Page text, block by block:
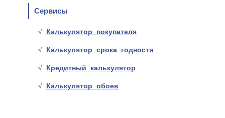
Сервисы
Калькулятор покупателя
Калькулятор срока годности
Кредитный калькулятор
Калькулятор обоев